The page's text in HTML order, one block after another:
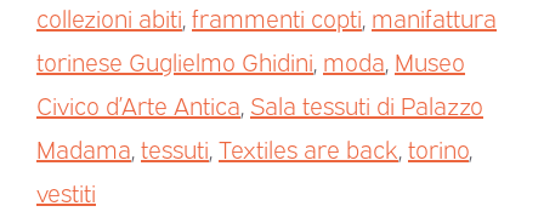
collezioni abiti,frammenti copti, manifattura
torinese Guglielmo Ghidini, moda, Museo
Civico d’Arte Antica, Sala tessuti di Palazzo
Madama,tessuti,Textiles are back,torino,
vestiti